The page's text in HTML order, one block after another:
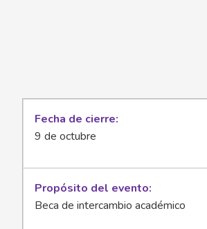
Fecha de cierre
9 de octubre
Propósito del evento
Beca de intercambio académico